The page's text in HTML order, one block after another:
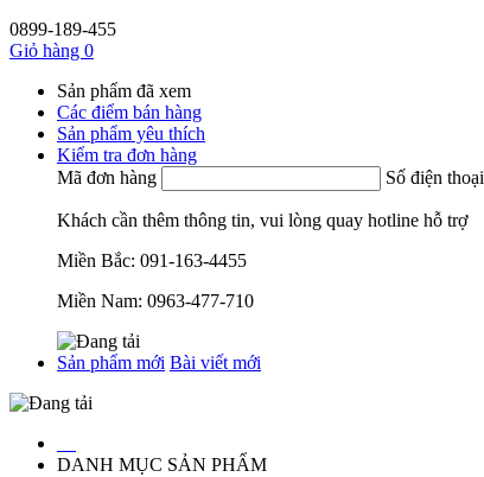
0899-189-455
Giỏ hàng 0
Sản phẩm đã xem
Các điểm bán hàng
Sản phẩm yêu thích
Kiểm tra đơn hàng
Mã đơn hàng
Số điện thoại
Khách cần thêm thông tin, vui lòng quay hotline hỗ trợ
Miền Bắc: 091-163-4455
Miền Nam: 0963-477-710
Sản phẩm mới Bài viết mới
DANH MỤC SẢN PHẨM